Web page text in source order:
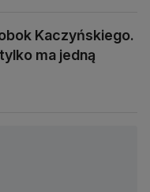
Kaczyńskiego.
ma jedną